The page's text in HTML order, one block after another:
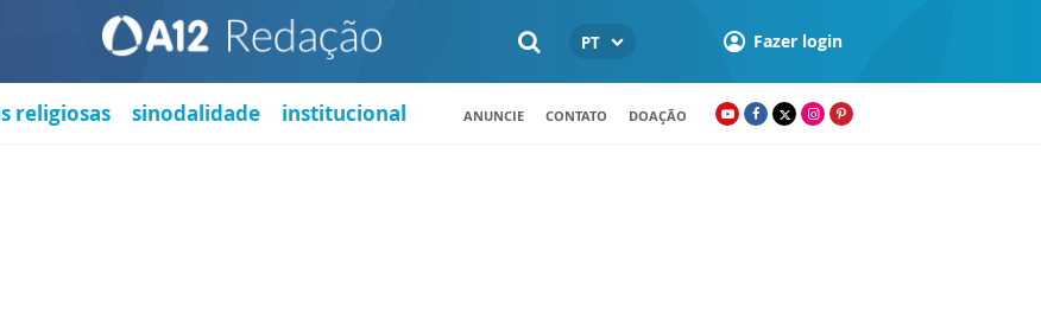
PT Fazer login
religiosas sinodalidade institucional ANUNCIE CONTATO DOAÇÃO